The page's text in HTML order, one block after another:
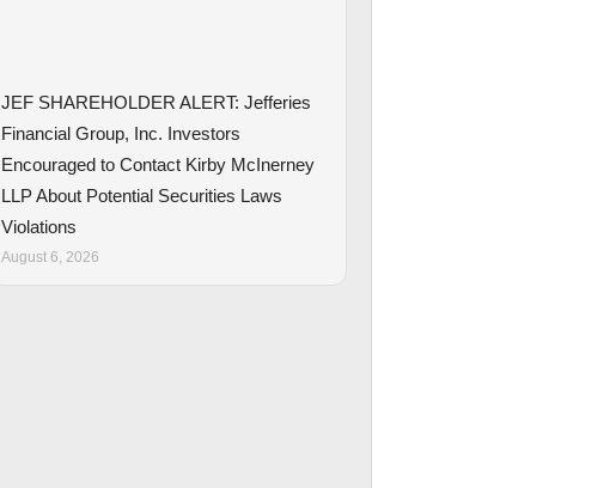
JEF SHAREHOLDER ALERT: Jefferies
Financial Group, Inc. Investors
Encouraged to Contact Kirby McInerney
LLP About Potential Securities Laws
Violations
August 6, 2026